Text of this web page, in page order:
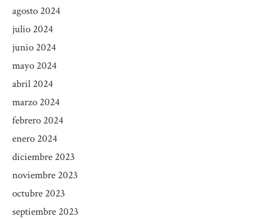
agosto 2024
julio 2024
junio 2024
mayo 2024
abril 2024
marzo 2024
febrero 2024
enero 2024
diciembre 2023
noviembre 2023
octubre 2023
septiembre 2023